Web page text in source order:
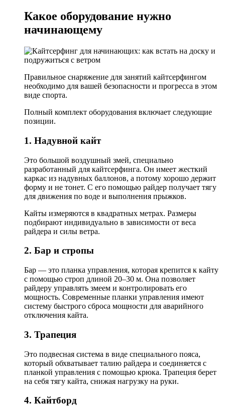
Какое оборудование нужно
начинающему
Правильное снаряжение для занятий кайтсерфингом
необходимо для вашей безопасности и прогресса в этом
виде спорта.
Полный комплект оборудования включает следующие
позиции.
1. Надувной кайт
Это большой воздушный змей, специально
разработанный для кайтсерфинга. Он имеет жесткий
каркас из надувных баллонов, а потому хорошо держит
форму и не тонет. С его помощью райдер получает тягу
для движения по воде и выполнения прыжков.
Кайты измеряются в квадратных метрах. Размеры
подбирают индивидуально в зависимости от веса
райдера и силы ветра.
2. Бар и стропы
Бар — это планка управления, которая крепится к кайту
с помощью строп длиной 20–30 м. Она позволяет
райдеру управлять змеем и контролировать его
мощность. Современные планки управления имеют
систему быстрого сброса мощности для аварийного
отключения кайта.
3. Трапеция
Это подвесная система в виде специального пояса,
который обхватывает талию райдера и соединяется с
планкой управления с помощью крюка. Трапеция берет
на себя тягу кайта, снижая нагрузку на руки.
4. Кайтборд